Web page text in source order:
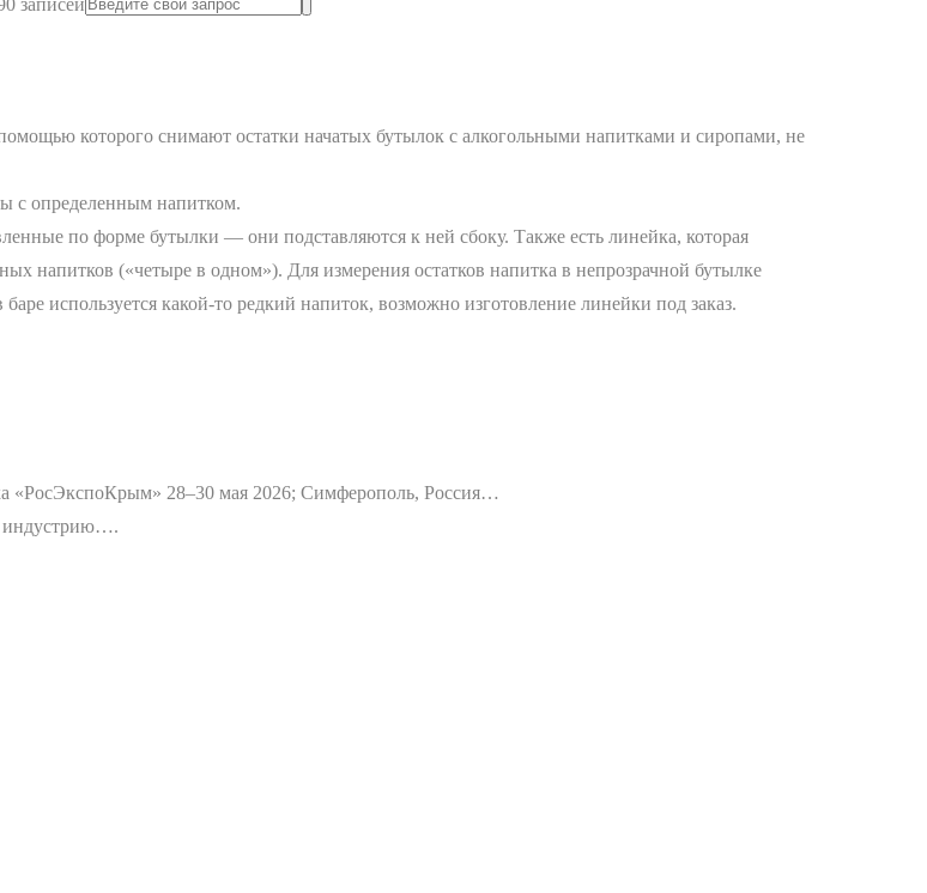
которого снимают остатки начатых бутылок с алкогольными напитками и сиропами, не
с определенным напитком.
по форме бутылки — они подставляются к ней сбоку. Также есть линейка, которая
напитков («четыре в одном»). Для измерения остатков напитка в непрозрачной бутылке
используется какой-то редкий напиток, возможно изготовление линейки под заказ.
«РосЭкспоКрым» 28–30 мая 2026; Симферополь, Россия…
индустрию….